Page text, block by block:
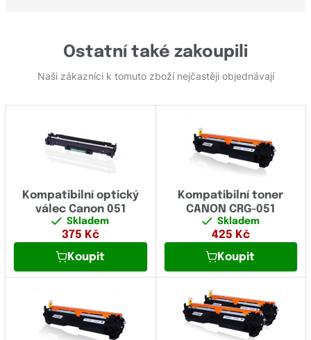
Ostatní také zakoupili
Naši zákazníci k tomuto zboží nejčastěji objednávají
Kompatibilní optický
válec Canon 051
Skladem
375 Kč
Koupit
Kompatibilní toner
CANON CRG-051
Skladem
425 Kč
Koupit